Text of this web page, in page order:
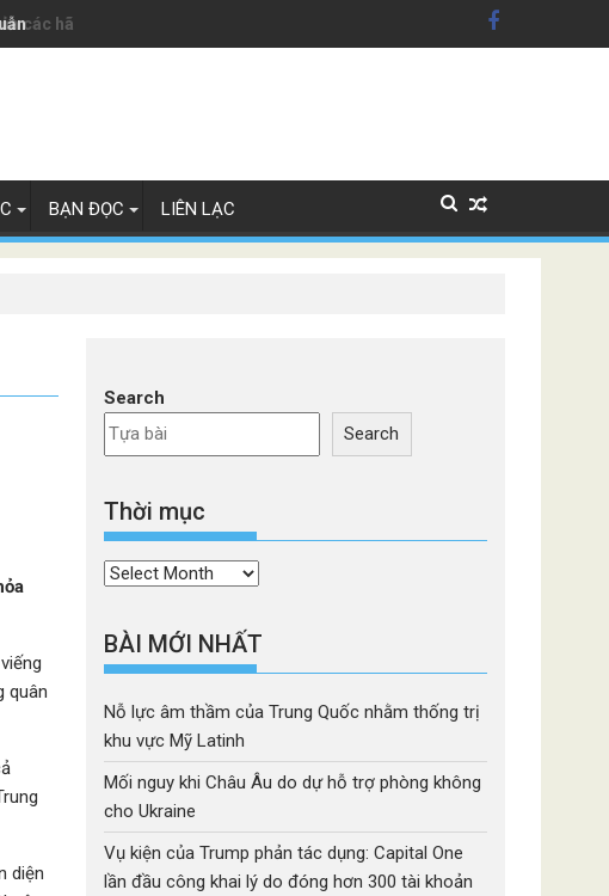
các hãng xe Đức
BẠN ĐỌC LIÊN LẠC
quân
diện
Search
Search
Thời mục
Thời
BÀI MỚI NHẤT
Nỗ lực âm thầm của Trung Quốc nhằm thống trị
khu vực Mỹ Latinh
Mối nguy khi Châu Âu do dự hỗ trợ phòng không
cho Ukraine
Vụ kiện của Trump phản tác dụng: Capital One
lần đầu công khai lý do đóng hơn 300 tài khoản